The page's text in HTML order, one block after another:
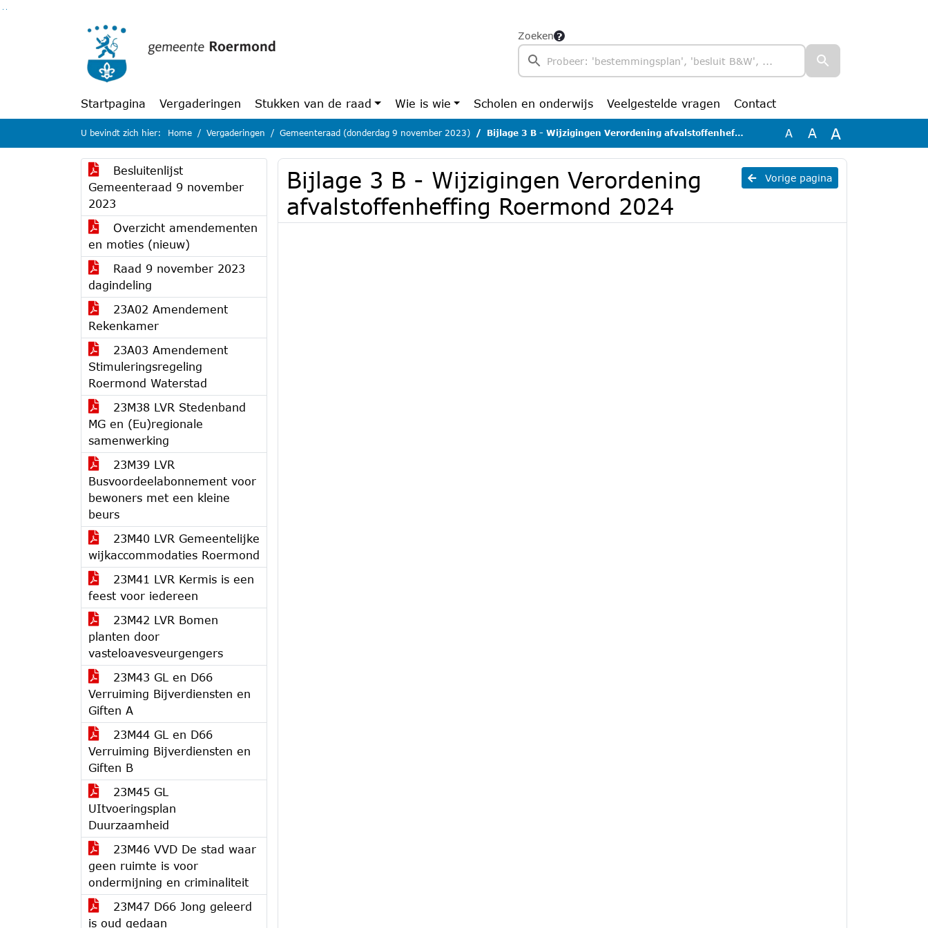
Zoeken
Startpagina Vergaderingen Stukken van de raad Wie is wie Scholen en onderwijs Veelgestelde vragen Contact
U bevindt zich hier: Home Vergaderingen Gemeenteraad (donderdag 9 november 2023) Bijlage 3 B - Wijzigingen Verordening afvalstoffenheffing Roermond 2024 A A A
Besluitenlijst
Gemeenteraad 9 november
2023
Overzicht amendementen
en moties (nieuw)
Raad 9 november 2023
dagindeling
23A02 Amendement
Rekenkamer
23A03 Amendement
Stimuleringsregeling
Roermond Waterstad
23M38 LVR Stedenband
MG en (Eu)regionale
samenwerking
23M39 LVR
Busvoordeelabonnement voor
bewoners met een kleine
beurs
23M40 LVR Gemeentelijke
wijkaccommodaties Roermond
23M41 LVR Kermis is een
feest voor iedereen
23M42 LVR Bomen
planten door
vasteloavesveurgengers
23M43 GL en D66
Verruiming Bijverdiensten en
Giften A
23M44 GL en D66
Verruiming Bijverdiensten en
Giften B
23M45 GL
UItvoeringsplan
Duurzaamheid
23M46 VVD De stad waar
geen ruimte is voor
ondermijning en criminaliteit
23M47 D66 Jong geleerd
is oud gedaan
Vorige pagina
Bijlage 3 B - Wijzigingen Verordening
afvalstoffenheffing Roermond 2024